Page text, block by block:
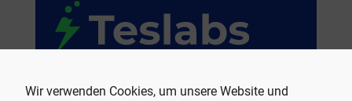
Wir verwenden Cookies, um unsere Website und
Premium Tesla-Zubehör